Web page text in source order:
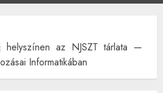
az NJSZT tárlata —
Informatikában